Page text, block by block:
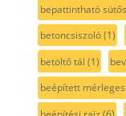
bepattintható
betoncsiszoló(1)
betöltő tál (1)
beépített mérleges